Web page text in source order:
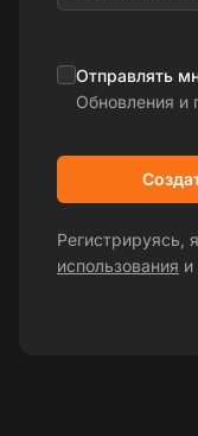
Отправлять
Обновления и
Регистрируясь,
использования и